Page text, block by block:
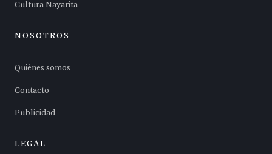
Cultura Nayarita
NOSOTROS
Quiénes somos
Contacto
Publicidad
LEGAL